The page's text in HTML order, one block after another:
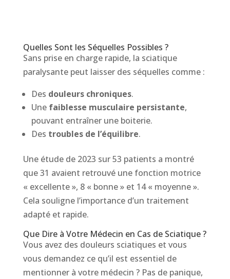
Quelles Sont les Séquelles Possibles ?
Sans prise en charge rapide, la sciatique
paralysante peut laisser des séquelles comme :
Des douleurs chroniques.
Une faiblesse musculaire persistante,
pouvant entraîner une boiterie.
Des troubles de l’équilibre.
Une étude de 2023 sur 53 patients a montré
que 31 avaient retrouvé une fonction motrice
« excellente », 8 « bonne » et 14 « moyenne ».
Cela souligne l’importance d’un traitement
adapté et rapide.
Que Dire à Votre Médecin en Cas de Sciatique ?
Vous avez des douleurs sciatiques et vous
vous demandez ce qu’il est essentiel de
mentionner à votre médecin ? Pas de panique,